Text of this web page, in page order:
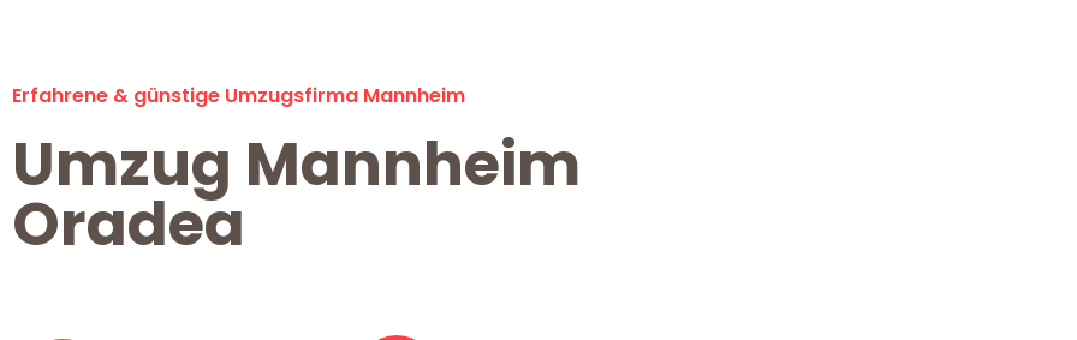
Erfahrene & günstige Umzugsfirma Mannheim
Umzug Mannheim
Oradea